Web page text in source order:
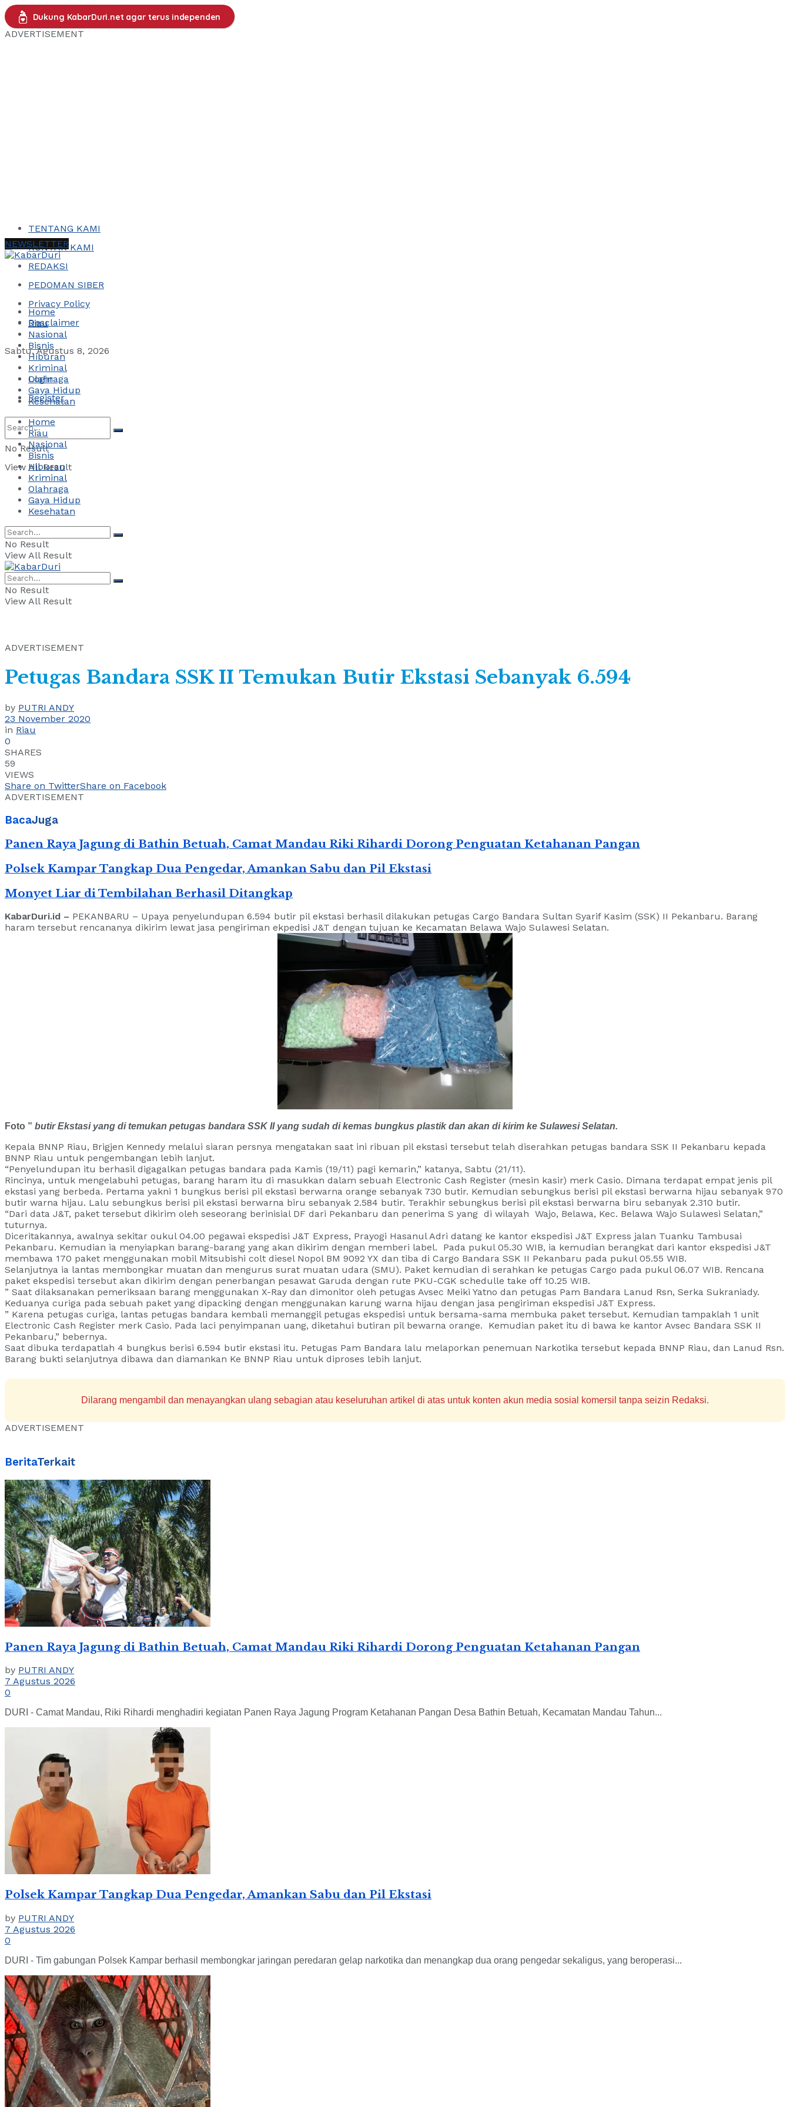
Dukung KabarDuri.net agar terus independen
ADVERTISEMENT
TENTANG KAMI
KONTAK KAMI
REDAKSI
PEDOMAN SIBER
Privacy Policy
Desclaimer
Sabtu, Agustus 8, 2026
Login
Register
No Result
View All Result
NEWSLETTER
Home
Riau
Nasional
Bisnis
Hiburan
Kriminal
Olahraga
Gaya Hidup
Kesehatan
Home
Riau
Nasional
Bisnis
Hiburan
Kriminal
Olahraga
Gaya Hidup
Kesehatan
No Result
View All Result
No Result
View All Result
ADVERTISEMENT
Petugas Bandara SSK II Temukan Butir Ekstasi Sebanyak 6.594
by PUTRI ANDY
23 November 2020
in Riau
0
SHARES
59
VIEWS
Share on TwitterShare on Facebook
ADVERTISEMENT
BacaJuga
Panen Raya Jagung di Bathin Betuah, Camat Mandau Riki Rihardi Dorong Penguatan Ketahanan Pangan
Polsek Kampar Tangkap Dua Pengedar, Amankan Sabu dan Pil Ekstasi
Monyet Liar di Tembilahan Berhasil Ditangkap
KabarDuri.id – PEKANBARU – Upaya penyelundupan 6.594 butir pil ekstasi berhasil dilakukan petugas Cargo Bandara Sultan Syarif Kasim (SSK) II Pekanbaru. Barang
haram tersebut rencananya dikirim lewat jasa pengiriman ekpedisi J&T dengan tujuan ke Kecamatan Belawa Wajo Sulawesi Selatan.
Foto ” butir Ekstasi yang di temukan petugas bandara SSK II yang sudah di kemas bungkus plastik dan akan di kirim ke Sulawesi Selatan.
Kepala BNNP Riau, Brigjen Kennedy melalui siaran persnya mengatakan saat ini ribuan pil ekstasi tersebut telah diserahkan petugas bandara SSK II Pekanbaru kepada
BNNP Riau untuk pengembangan lebih lanjut.
“Penyelundupan itu berhasil digagalkan petugas bandara pada Kamis (19/11) pagi kemarin,” katanya, Sabtu (21/11).
Rincinya, untuk mengelabuhi petugas, barang haram itu di masukkan dalam sebuah Electronic Cash Register (mesin kasir) merk Casio. Dimana terdapat empat jenis pil
ekstasi yang berbeda. Pertama yakni 1 bungkus berisi pil ekstasi berwarna orange sebanyak 730 butir. Kemudian sebungkus berisi pil ekstasi berwarna hijau sebanyak 970
butir warna hijau. Lalu sebungkus berisi pil ekstasi berwarna biru sebanyak 2.584 butir. Terakhir sebungkus berisi pil ekstasi berwarna biru sebanyak 2.310 butir.
“Dari data J&T, paket tersebut dikirim oleh seseorang berinisial DF dari Pekanbaru dan penerima S yang di wilayah Wajo, Belawa, Kec. Belawa Wajo Sulawesi Selatan,”
tuturnya.
Diceritakannya, awalnya sekitar oukul 04.00 pegawai ekspedisi J&T Express, Prayogi Hasanul Adri datang ke kantor ekspedisi J&T Express jalan Tuanku Tambusai
Pekanbaru. Kemudian ia menyiapkan barang-barang yang akan dikirim dengan memberi label. Pada pukul 05.30 WIB, ia kemudian berangkat dari kantor ekspedisi J&T
membawa 170 paket menggunakan mobil Mitsubishi colt diesel Nopol BM 9092 YX dan tiba di Cargo Bandara SSK II Pekanbaru pada pukul 05.55 WIB.
Selanjutnya ia lantas membongkar muatan dan mengurus surat muatan udara (SMU). Paket kemudian di serahkan ke petugas Cargo pada pukul 06.07 WIB. Rencana
paket ekspedisi tersebut akan dikirim dengan penerbangan pesawat Garuda dengan rute PKU-CGK schedulle take off 10.25 WIB.
” Saat dilaksanakan pemeriksaan barang menggunakan X-Ray dan dimonitor oleh petugas Avsec Meiki Yatno dan petugas Pam Bandara Lanud Rsn, Serka Sukraniady.
Keduanya curiga pada sebuah paket yang dipacking dengan menggunakan karung warna hijau dengan jasa pengiriman ekspedisi J&T Express.
” Karena petugas curiga, lantas petugas bandara kembali memanggil petugas ekspedisi untuk bersama-sama membuka paket tersebut. Kemudian tampaklah 1 unit
Electronic Cash Register merk Casio. Pada laci penyimpanan uang, diketahui butiran pil bewarna orange. Kemudian paket itu di bawa ke kantor Avsec Bandara SSK II
Pekanbaru,” bebernya.
Saat dibuka terdapatlah 4 bungkus berisi 6.594 butir ekstasi itu. Petugas Pam Bandara lalu melaporkan penemuan Narkotika tersebut kepada BNNP Riau, dan Lanud Rsn.
Barang bukti selanjutnya dibawa dan diamankan Ke BNNP Riau untuk diproses lebih lanjut.
Dilarang mengambil dan menayangkan ulang sebagian atau keseluruhan artikel di atas untuk konten akun media sosial komersil tanpa seizin Redaksi.
ADVERTISEMENT
BeritaTerkait
Panen Raya Jagung di Bathin Betuah, Camat Mandau Riki Rihardi Dorong Penguatan Ketahanan Pangan
by PUTRI ANDY
7 Agustus 2026
0
DURI - Camat Mandau, Riki Rihardi menghadiri kegiatan Panen Raya Jagung Program Ketahanan Pangan Desa Bathin Betuah, Kecamatan Mandau Tahun...
Polsek Kampar Tangkap Dua Pengedar, Amankan Sabu dan Pil Ekstasi
by PUTRI ANDY
7 Agustus 2026
0
DURI - Tim gabungan Polsek Kampar berhasil membongkar jaringan peredaran gelap narkotika dan menangkap dua orang pengedar sekaligus, yang beroperasi...